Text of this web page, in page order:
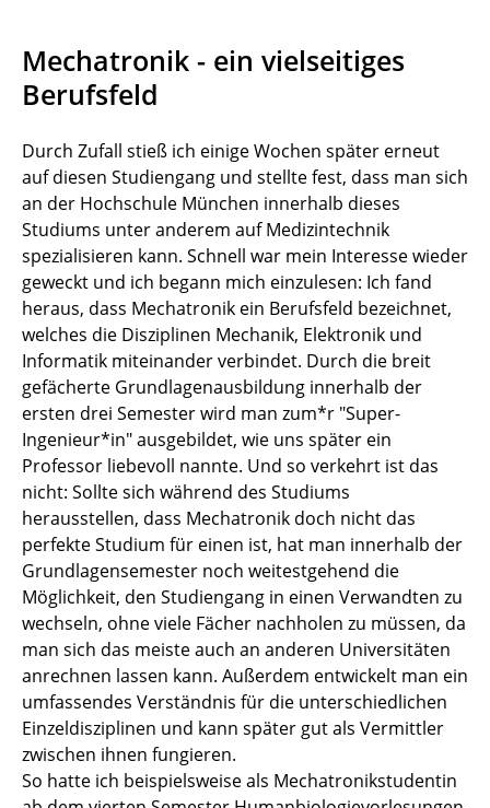
Mechatronik - ein vielseitiges
Berufsfeld
Durch Zufall stieß ich einige Wochen später erneut
auf diesen Studiengang und stellte fest, dass man sich
an der Hochschule München innerhalb dieses
Studiums unter anderem auf Medizintechnik
spezialisieren kann. Schnell war mein Interesse wieder
geweckt und ich begann mich einzulesen: Ich fand
heraus, dass Mechatronik ein Berufsfeld bezeichnet,
welches die Disziplinen Mechanik, Elektronik und
Informatik miteinander verbindet. Durch die breit
gefächerte Grundlagenausbildung innerhalb der
ersten drei Semester wird man zum*r "Super-
Ingenieur*in" ausgebildet, wie uns später ein
Professor liebevoll nannte. Und so verkehrt ist das
nicht: Sollte sich während des Studiums
herausstellen, dass Mechatronik doch nicht das
perfekte Studium für einen ist, hat man innerhalb der
Grundlagensemester noch weitestgehend die
Möglichkeit, den Studiengang in einen Verwandten zu
wechseln, ohne viele Fächer nachholen zu müssen, da
man sich das meiste auch an anderen Universitäten
anrechnen lassen kann. Außerdem entwickelt man ein
umfassendes Verständnis für die unterschiedlichen
Einzeldisziplinen und kann später gut als Vermittler
zwischen ihnen fungieren.
So hatte ich beispielsweise als Mechatronikstudentin